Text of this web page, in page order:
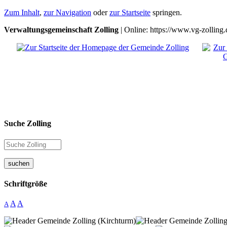
Zum Inhalt, zur Navigation oderzur Startseite springen.
Verwaltungsgemeinschaft Zolling | Online: https://www.vg-
Suche Zolling
suchen
Schriftgröße
A A A